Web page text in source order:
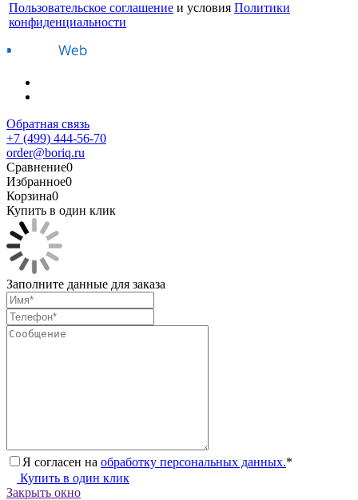
Пользовательское соглашение и условия Политики
конфиденциальности
Обратная связь
+7 (499) 444-56-70
order@boriq.ru
Сравнение0
Избранное0
Корзина0
Купить в один клик
Заполните данные для заказа
Я согласен на обработку персональных данных.*
Купить в один клик
Закрыть окно